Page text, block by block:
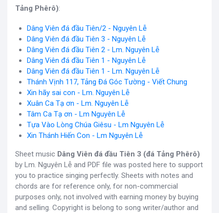
Tảng Phêrô):
Dâng Viên đá đầu Tiên/2 - Nguyên Lễ
Dâng Viên đá đầu Tiên 3 - Nguyên Lễ
Dâng Viên đá đầu Tiên 2 - Lm. Nguyên Lễ
Dâng Viên đá đầu Tiên 1 - Nguyên Lễ
Dâng Viên đá đầu Tiên 1 - Lm. Nguyên Lễ
Thánh Vịnh 117, Tảng Đá Góc Tường - Viết Chung
Xin hãy sai con - Lm. Nguyên Lễ
Xuân Ca Tạ ơn - Lm. Nguyên Lễ
Tâm Ca Tạ ơn - Lm Nguyên Lễ
Tựa Vào Lòng Chúa Giêsu - Lm Nguyên Lễ
Xin Thánh Hiến Con - Lm Nguyên Lễ
Sheet music Dâng Viên đá đầu Tiên 3 (đá Tảng Phêrô)
by Lm. Nguyên Lễ and PDF file was posted here to support
you to practice singing perfectly. Sheets with notes and
chords are for reference only, for non-commercial
purposes only, not involved with earning money by buying
and selling. Copyright is belong to song writer/author and